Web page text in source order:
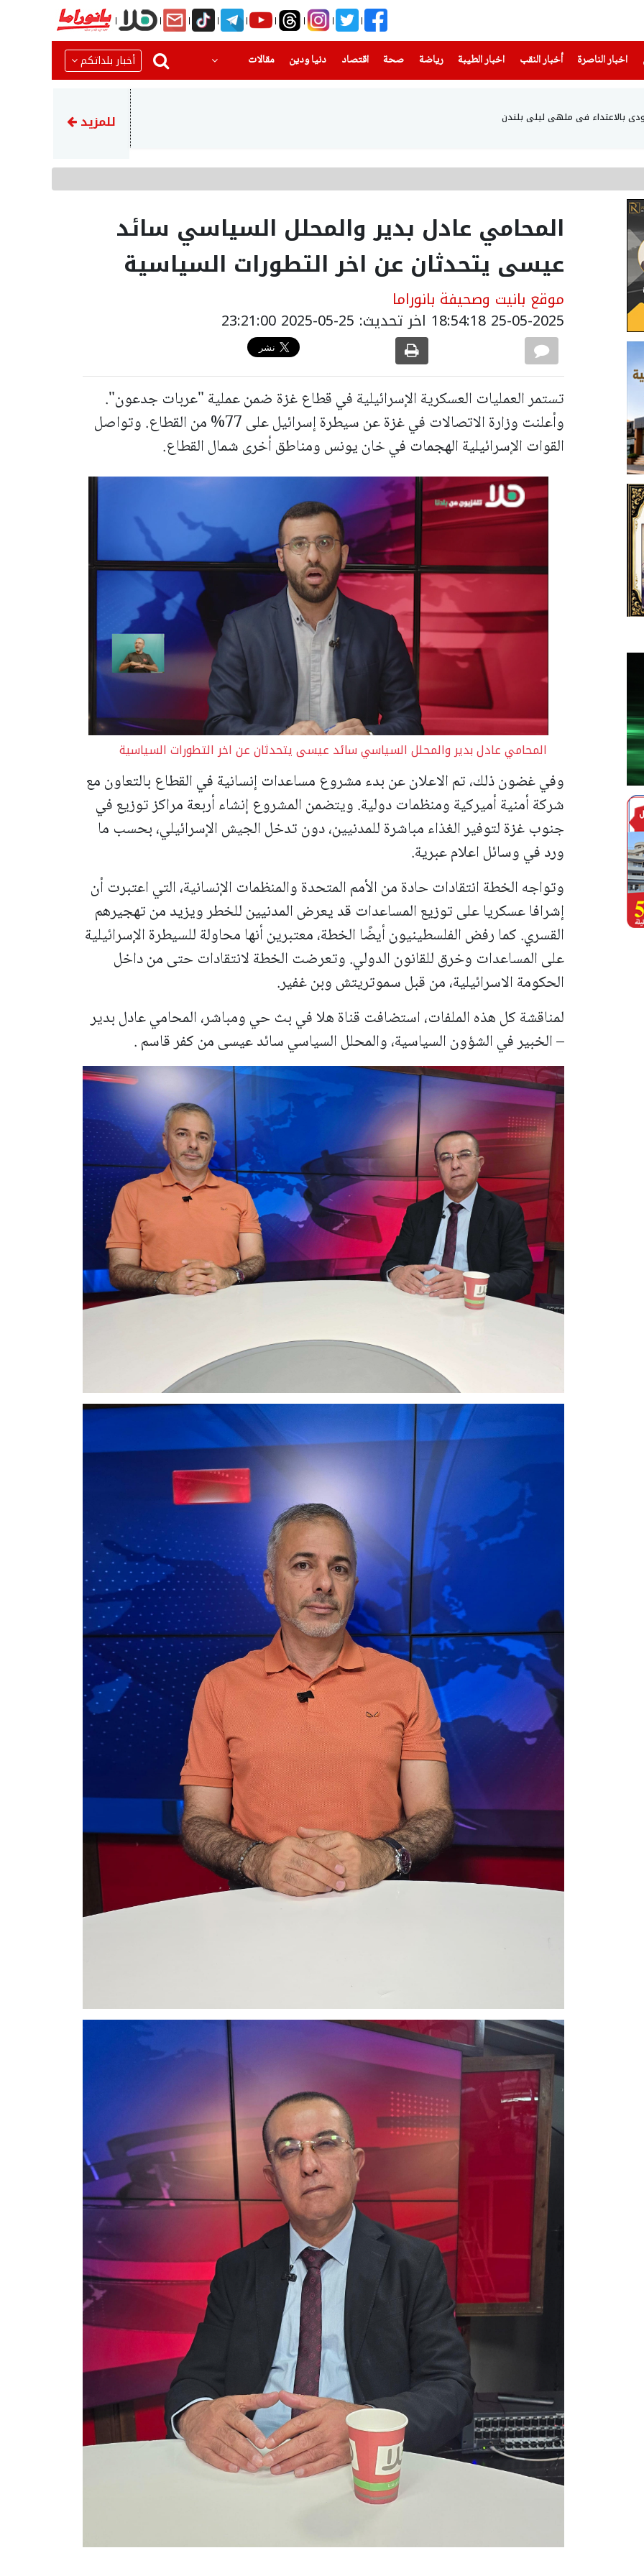
اخبار الناصرة
(current) أخبار النقب اخبار الطيبة(current) رياضة
(current) صحة(current) اقتصاد دنيا ودين
(current) مقالات أخبار بلداتكم
بالاعتداء في ملهى ليلي بلندن عراقجي يشيد بالجيش
للمزيد
المحامي عادل بدير والمحلل السياسي سائد
عيسى يتحدثان عن اخر التطورات السياسية
موقع بانيت وصحيفة بانوراما
25-05-2025 18:54:18 اخر تحديث: 25-05-2025 23:21:00
تستمر العمليات العسكرية الإسرائيلية في قطاع غزة ضمن عملية "عربات جدعون".
وأعلنت وزارة الاتصالات في غزة عن سيطرة إسرائيل على 77% من القطاع. وتواصل
القوات الإسرائيلية الهجمات في خان يونس ومناطق أخرى شمال القطاع.
المحامي عادل بدير والمحلل السياسي سائد عيسى يتحدثان عن اخر التطورات السياسية
وفي غضون ذلك، تم الاعلان عن بدء مشروع مساعدات إنسانية في القطاع بالتعاون مع
شركة أمنية أميركية ومنظمات دولية. ويتضمن المشروع إنشاء أربعة مراكز توزيع في
جنوب غزة لتوفير الغذاء مباشرة للمدنيين، دون تدخل الجيش الإسرائيلي، بحسب ما
ورد في وسائل اعلام عبرية.
وتواجه الخطة انتقادات حادة من الأمم المتحدة والمنظمات الإنسانية، التي اعتبرت أن
إشرافا عسكريا على توزيع المساعدات قد يعرض المدنيين للخطر ويزيد من تهجيرهم
القسري. كما رفض الفلسطينيون أيضًا الخطة، معتبرين أنها محاولة للسيطرة الإسرائيلية
على المساعدات وخرق للقانون الدولي. وتعرضت الخطة لانتقادات حتى من داخل
الحكومة الاسرائيلية، من قبل سموتريتش وبن غفير.
لمناقشة كل هذه الملفات، استضافت قناة هلا في بث حي ومباشر، المحامي عادل بدير
– الخبير في الشؤون السياسية، والمحلل السياسي سائد عيسى من كفر قاسم .